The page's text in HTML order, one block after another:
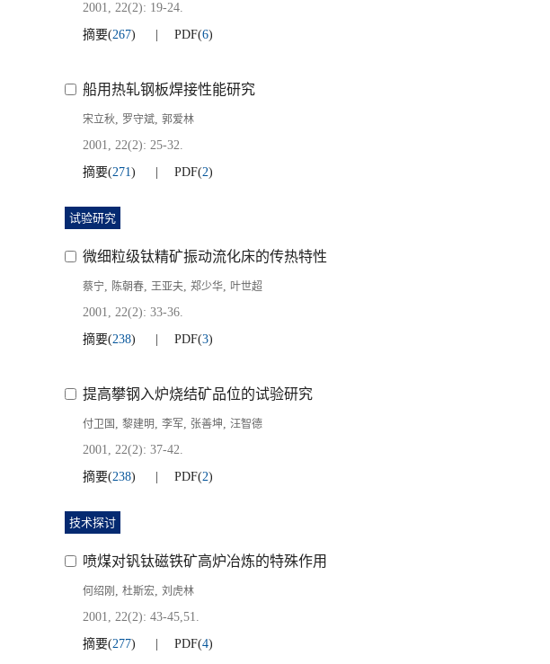
2001, 22(2): 19-24.
摘要(267) PDF(6)
船用热轧钢板焊接性能研究
宋立秋, 罗守斌, 郭爱林
2001, 22(2): 25-32.
摘要(271) PDF(2)
试验研究
微细粒级钛精矿振动流化床的传热特性
蔡宁, 陈朝春, 王亚夫, 郑少华, 叶世超
2001, 22(2): 33-36.
摘要(238) PDF(3)
提高攀钢入炉烧结矿品位的试验研究
付卫国 , 黎建明, 李军, 张善坤, 汪智德
2001, 22(2): 37-42.
摘要(238) PDF(2)
技术探讨
喷煤对钒钛磁铁矿高炉冶炼的特殊作用
何绍刚 , 杜斯宏, 刘虎林
2001, 22(2): 43-45,51.
摘要(277) PDF(4)